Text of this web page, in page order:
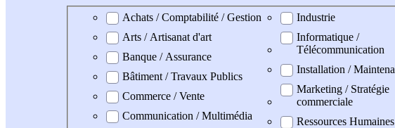
Domaine professionel
Achats / Comptabilité / Gestion
Arts / Artisanat d'art
Banque / Assurance
Bâtiment / Travaux Publics
Commerce / Vente
Communication / Multimédia
Industrie
Informatique /
Télécommunication
Installation /
Marketing / Stratégie
commerciale
Ressources Humaines